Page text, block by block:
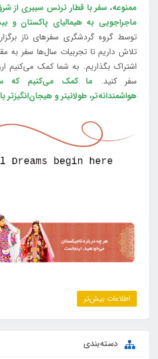
ممنوعه، سفر با قطار ترنس سیبری از
ماجراجویی به هیمالیای پاکستان و
توسط گروه گردشگری سفرهای ناز
تلاش داریم تا تجربیات سال‌ها سفر به
اشتراک بگذاریم. به شما کمک می‌کنیم
سفر کنید. ما کمک می‌کنیم که
هواشمندانه‌تر، طولانی‎تر و هیجان‌انگیزتر باشد.
اطلاعات بیش‌تر
دسته‌بندی